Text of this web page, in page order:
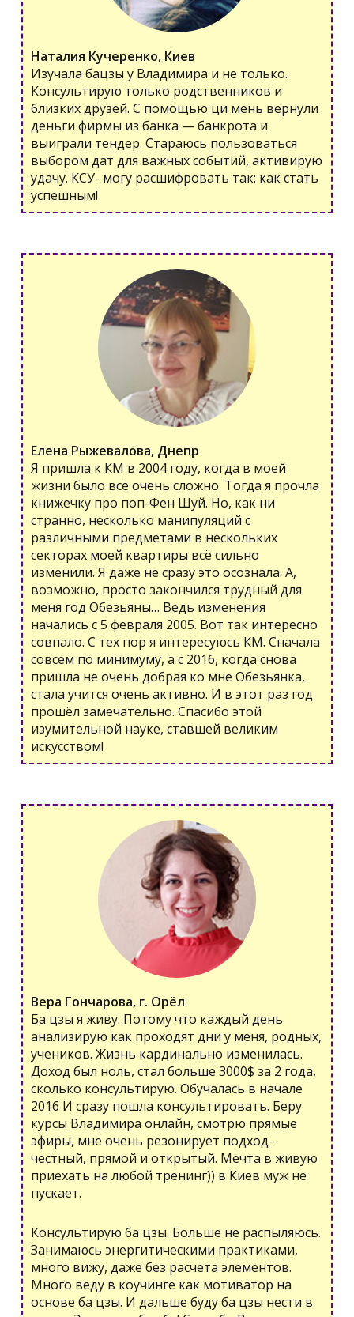
Наталия Кучеренко, Киев
Изучала бацзы у Владимира и не только.
Консультирую только родственников и
близких друзей. С помощью ци мень вернули
деньги фирмы из банка — банкрота и
выиграли тендер. Стараюсь пользоваться
выбором дат для важных событий, активирую
удачу. КСУ- могу расшифровать так: как стать
успешным!
Елена Рыжевалова, Днепр
Я пришла к КМ в 2004 году, когда в моей
жизни было всё очень сложно. Тогда я прочла
книжечку про поп-Фен Шуй. Но, как ни
странно, несколько манипуляций с
различными предметами в нескольких
секторах моей квартиры всё сильно
изменили. Я даже не сразу это осознала. А,
возможно, просто закончился трудный для
меня год Обезьяны… Ведь изменения
начались с 5 февраля 2005. Вот так интересно
совпало. С тех пор я интересуюсь КМ. Сначала
совсем по минимуму, а с 2016, когда снова
пришла не очень добрая ко мне Обезьянка,
стала учится очень активно. И в этот раз год
прошёл замечательно. Спасибо этой
изумительной науке, ставшей великим
искусством!
Вера Гончарова, г. Орёл
Ба цзы я живу. Потому что каждый день
анализирую как проходят дни у меня, родных,
учеников. Жизнь кардинально изменилась.
Доход был ноль, стал больше 3000$ за 2 года,
сколько консультирую. Обучалась в начале
2016 И сразу пошла консультировать. Беру
курсы Владимира онлайн, смотрю прямые
эфиры, мне очень резонирует подход-
честный, прямой и открытый. Мечта в живую
приехать на любой тренинг)) в Киев муж не
пускает.
Консультирую ба цзы. Больше не распыляюсь.
Занимаюсь энергитическими практиками,
много вижу, даже без расчета элементов.
Много веду в коучинге как мотиватор на
основе ба цзы. И дальше буду ба цзы нести в